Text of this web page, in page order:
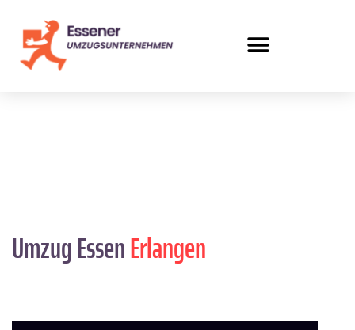
Umzug EssenErlangen